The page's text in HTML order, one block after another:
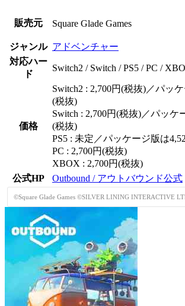
販売元 Square Glade Games
ジャンル アドベンチャー
対応ハー
ド
Switch2 / Switch / PS5 / PC /
価格
Switch2 : 2,700円(税抜)／パッ
(税抜)
Switch : 2,700円(税抜)／パッケ
(税抜)
PS5 : 未定／パッケージ版は
PC : 2,700円(税抜)
XBOX : 2,700円(税抜)
公式HP
Outbound / アウトバウンド公式
©Square Glade Games ©SILVER LINING INTERACTIVE